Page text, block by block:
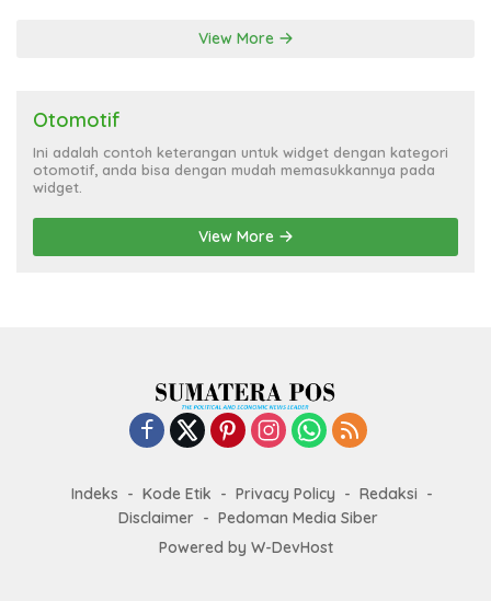
View More
Otomotif
Ini adalah contoh keterangan untuk widget dengan kategori
otomotif, anda bisa dengan mudah memasukkannya pada
widget.
View More
Indeks Kode Etik Privacy Policy
Redaksi
Disclaimer
Pedoman Media Siber
Powered by W-DevHost